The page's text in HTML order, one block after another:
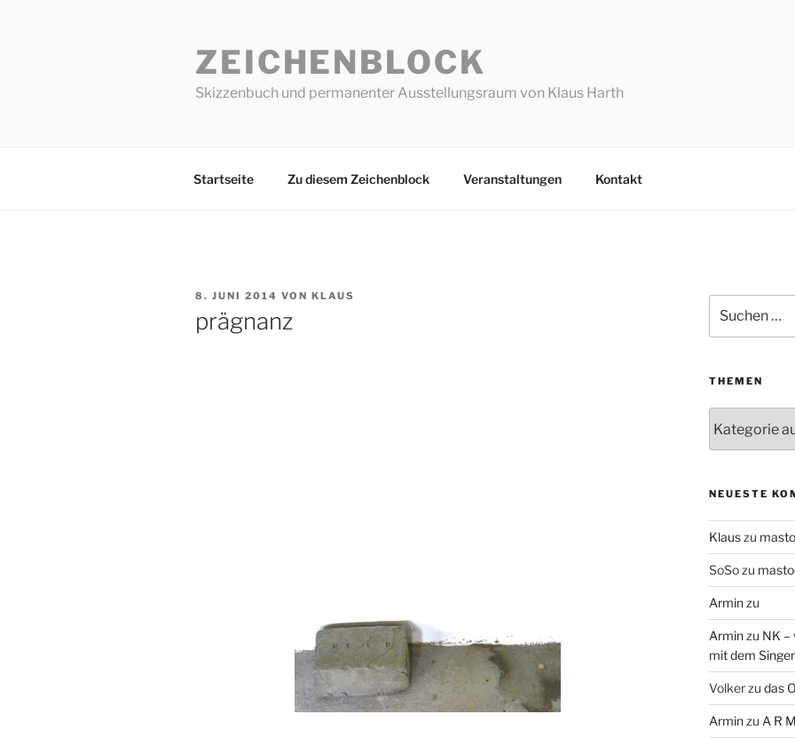
ZEICHENBLOCK
Skizzenbuch und permanenter Ausstellungsraum von Klaus Harth
Startseite Zu diesem Zeichenblock Veranstaltungen Kontakt
VERÖFFENTLICHT
8. JUNI 2014 VON KLAUS
prägnanz
nach:
THEMEN
NEUESTE
Klauszu
SoSozu
Arminzu
Arminzu NK –
mit dem
Volkerzu das
Arminzu A R